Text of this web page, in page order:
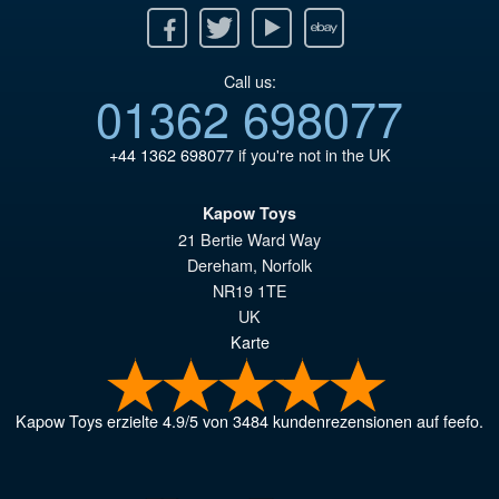
Twitter Youtube Ebay
Call us:
01362 698077
+44 1362 698077if you're not in the UK
Kapow Toys
21 Bertie Ward Way
Dereham, Norfolk
NR19 1TE
UK
Karte
Kapow Toyserzielte4.9/5von 3484kundenrezensionen auf feefo.